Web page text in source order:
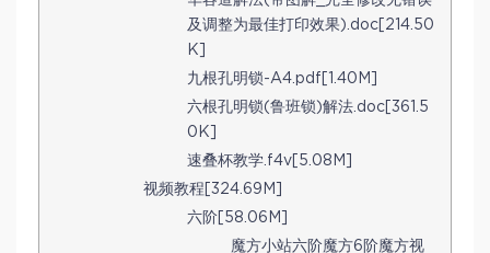
及调整为最佳打印效果).doc[214.50
K]
九根孔明锁-A4.pdf[1.40M]
六根孔明锁(鲁班锁)解法.doc[361.5
0K]
速叠杯教学.f4v[5.08M]
视频教程[324.69M]
六阶[58.06M]
魔方小站六阶魔方6阶魔方视